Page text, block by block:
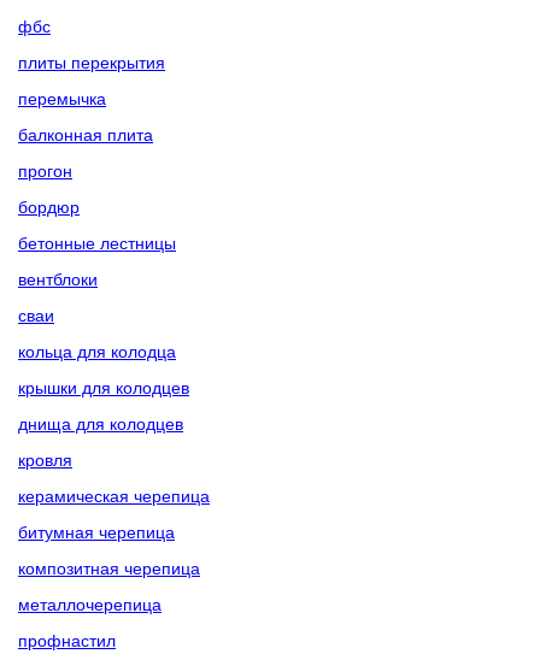
фбс
плиты перекрытия
перемычка
балконная плита
прогон
бордюр
бетонные лестницы
вентблоки
сваи
кольца для колодца
крышки для колодцев
днища для колодцев
кровля
керамическая черепица
битумная черепица
композитная черепица
металлочерепица
профнастил